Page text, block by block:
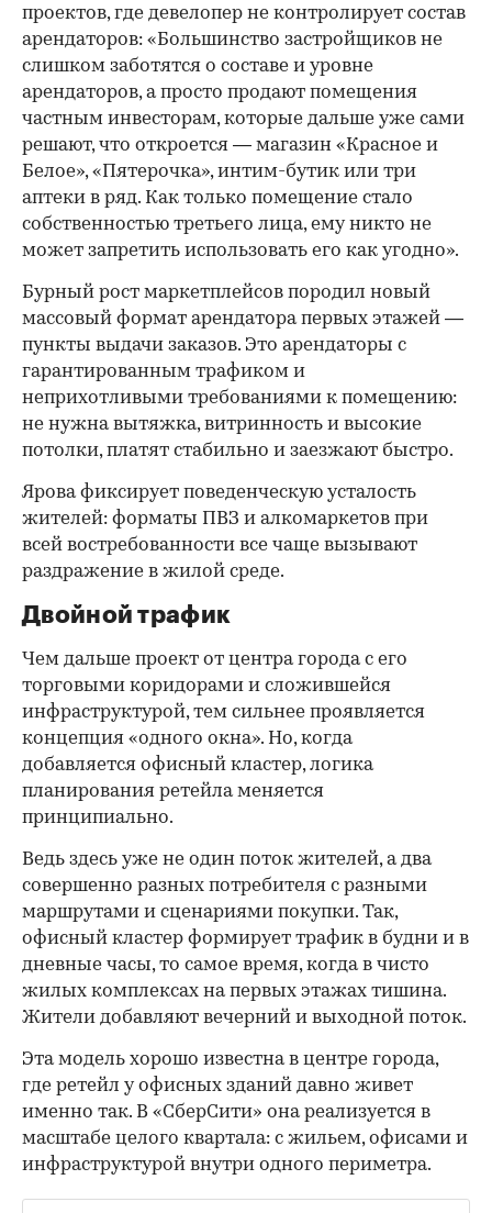
проектов, где девелопер не контролирует состав
арендаторов: «Большинство застройщиков не
слишком заботятся о составе и уровне
арендаторов, а просто продают помещения
частным инвесторам, которые дальше уже сами
решают, что откроется — магазин «Красное и
Белое», «Пятерочка», интим-бутик или три
аптеки в ряд. Как только помещение стало
собственностью третьего лица, ему никто не
может запретить использовать его как угодно».
Бурный рост маркетплейсов породил новый
массовый формат арендатора первых этажей —
пункты выдачи заказов. Это арендаторы с
гарантированным трафиком и
неприхотливыми требованиями к помещению:
не нужна вытяжка, витринность и высокие
потолки, платят стабильно и заезжают быстро.
Ярова фиксирует поведенческую усталость
жителей: форматы ПВЗ и алкомаркетов при
всей востребованности все чаще вызывают
раздражение в жилой среде.
Двойной трафик
Чем дальше проект от центра города с его
торговыми коридорами и сложившейся
инфраструктурой, тем сильнее проявляется
концепция «одного окна». Но, когда
добавляется офисный кластер, логика
планирования ретейла меняется
принципиально.
Ведь здесь уже не один поток жителей, а два
совершенно разных потребителя с разными
маршрутами и сценариями покупки. Так,
офисный кластер формирует трафик в будни и в
дневные часы, то самое время, когда в чисто
жилых комплексах на первых этажах тишина.
Жители добавляют вечерний и выходной поток.
Эта модель хорошо известна в центре города,
где ретейл у офисных зданий давно живет
именно так. В «СберСити» она реализуется в
масштабе целого квартала: с жильем, офисами и
инфраструктурой внутри одного периметра.